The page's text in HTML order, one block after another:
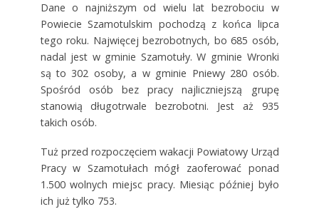
Dane o najniższym od wielu lat bezrobociu w
Powiecie Szamotulskim pochodzą z końca lipca
tego roku. Najwięcej bezrobotnych, bo 685 osób,
nadal jest w gminie Szamotuły. W gminie Wronki
są to 302 osoby, a w gminie Pniewy 280 osób.
Spośród osób bez pracy najliczniejszą grupę
stanowią długotrwale bezrobotni. Jest aż 935
takich osób.
Tuż przed rozpoczęciem wakacji Powiatowy Urząd
Pracy w Szamotułach mógł zaoferować ponad
1.500 wolnych miejsc pracy. Miesiąc później było
ich już tylko 753.